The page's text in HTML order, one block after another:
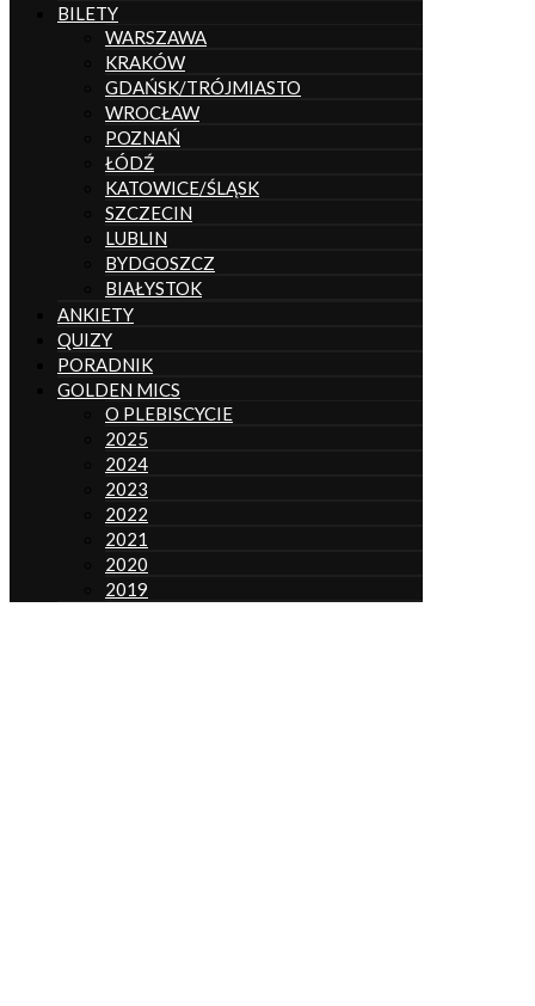
BILETY
WARSZAWA
KRAKÓW
GDAŃSK/TRÓJMIASTO
WROCŁAW
POZNAŃ
ŁÓDŹ
KATOWICE/ŚLĄSK
SZCZECIN
LUBLIN
BYDGOSZCZ
BIAŁYSTOK
ANKIETY
QUIZY
PORADNIK
GOLDEN MICS
O PLEBISCYCIE
2025
2024
2023
2022
2021
2020
2019